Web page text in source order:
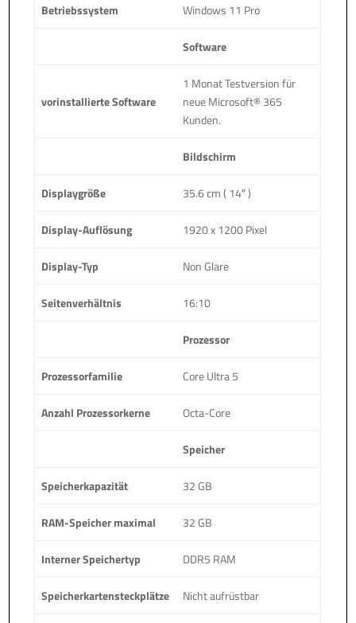
Betriebssystem Windows 11 Pro
Software
vorinstallierte Software
1 Monat Testversion für
neue Microsoft® 365
Kunden.
Bildschirm
Displaygröße 35.6 cm ( 14″ )
Display-Auflösung 1920 x 1200 Pixel
Display-Typ Non Glare
Seitenverhältnis 16:10
Prozessor
Prozessorfamilie Core Ultra 5
Anzahl Prozessorkerne Octa-Core
Speicher
Speicherkapazität 32 GB
RAM-Speicher maximal 32 GB
Interner Speichertyp DDR5 RAM
Speicherkartensteckplätze Nicht aufrüstbar